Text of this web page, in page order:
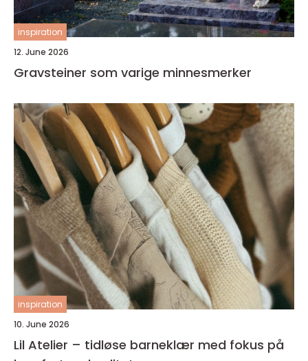
inspiration
12. June 2026
Gravsteiner som varige minnesmerker
inspiration
10. June 2026
Lil Atelier – tidløse barneklær med fokus på